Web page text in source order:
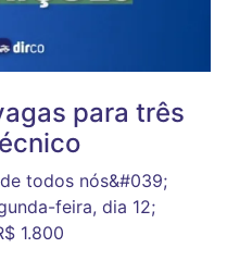
para três
todos nós&#039;
feira, dia 12;
1.800